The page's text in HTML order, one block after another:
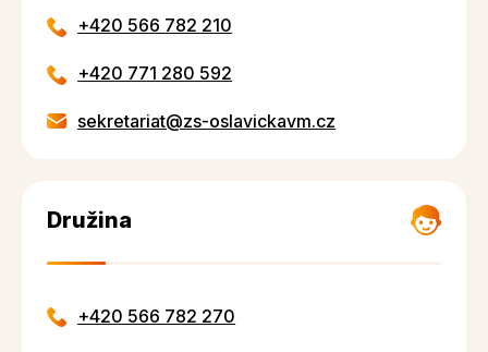
+420 566 782 210
+420 771 280 592
sekretariat@zs-oslavickavm.cz
Družina
+420 566 782 270